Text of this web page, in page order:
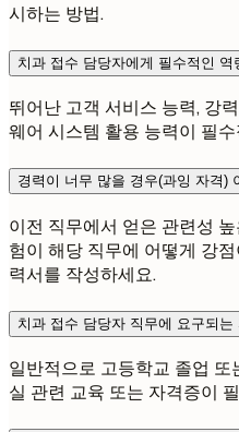
시하는 방법.
치과 접수 담당자에게 필수적인 역
뛰어난 고객 서비스 능력, 강
웨어 시스템 활용 능력이 필
경력이 너무 많을 경우(과잉 자격)
이전 직무에서 얻은 관련성
험이 해당 직무에 어떻게 강
력서를 작성하세요.
치과 접수 담당자 직무에 요구되
일반적으로 고등학교 졸업
실 관련 교육 또는 자격증이